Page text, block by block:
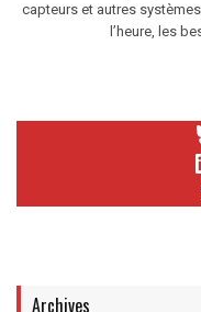
capteurs et autres
l’heure, les
Archives